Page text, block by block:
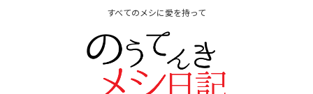
すべてのメシに愛を持って